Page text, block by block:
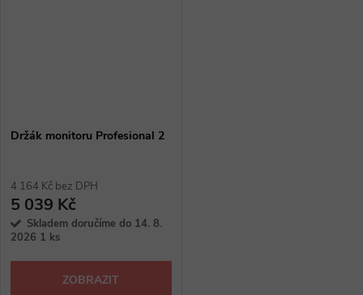
Držák monitoru Profesional 2
4 164 Kč bez DPH
5 039 Kč
Skladem doručíme do 14. 8.
2026 1 ks
ZOBRAZIT